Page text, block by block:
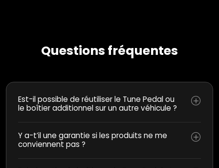
Questions fréquentes
Est-il possible de réutiliser le Tune Pedal ou
le boîtier additionnel sur un autre véhicule ?
Y a-t’il une garantie si les produits ne me
conviennent pas ?